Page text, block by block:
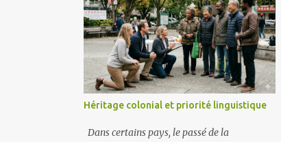
Héritage colonial et priorité linguistique
Dans certains pays, le passé de la